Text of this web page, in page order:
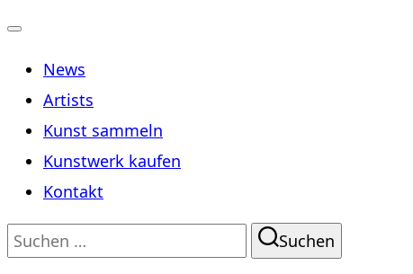
umschalten
News
Artists
Kunst sammeln
Kunstwerk kaufen
Kontakt
Suchen
Suchen